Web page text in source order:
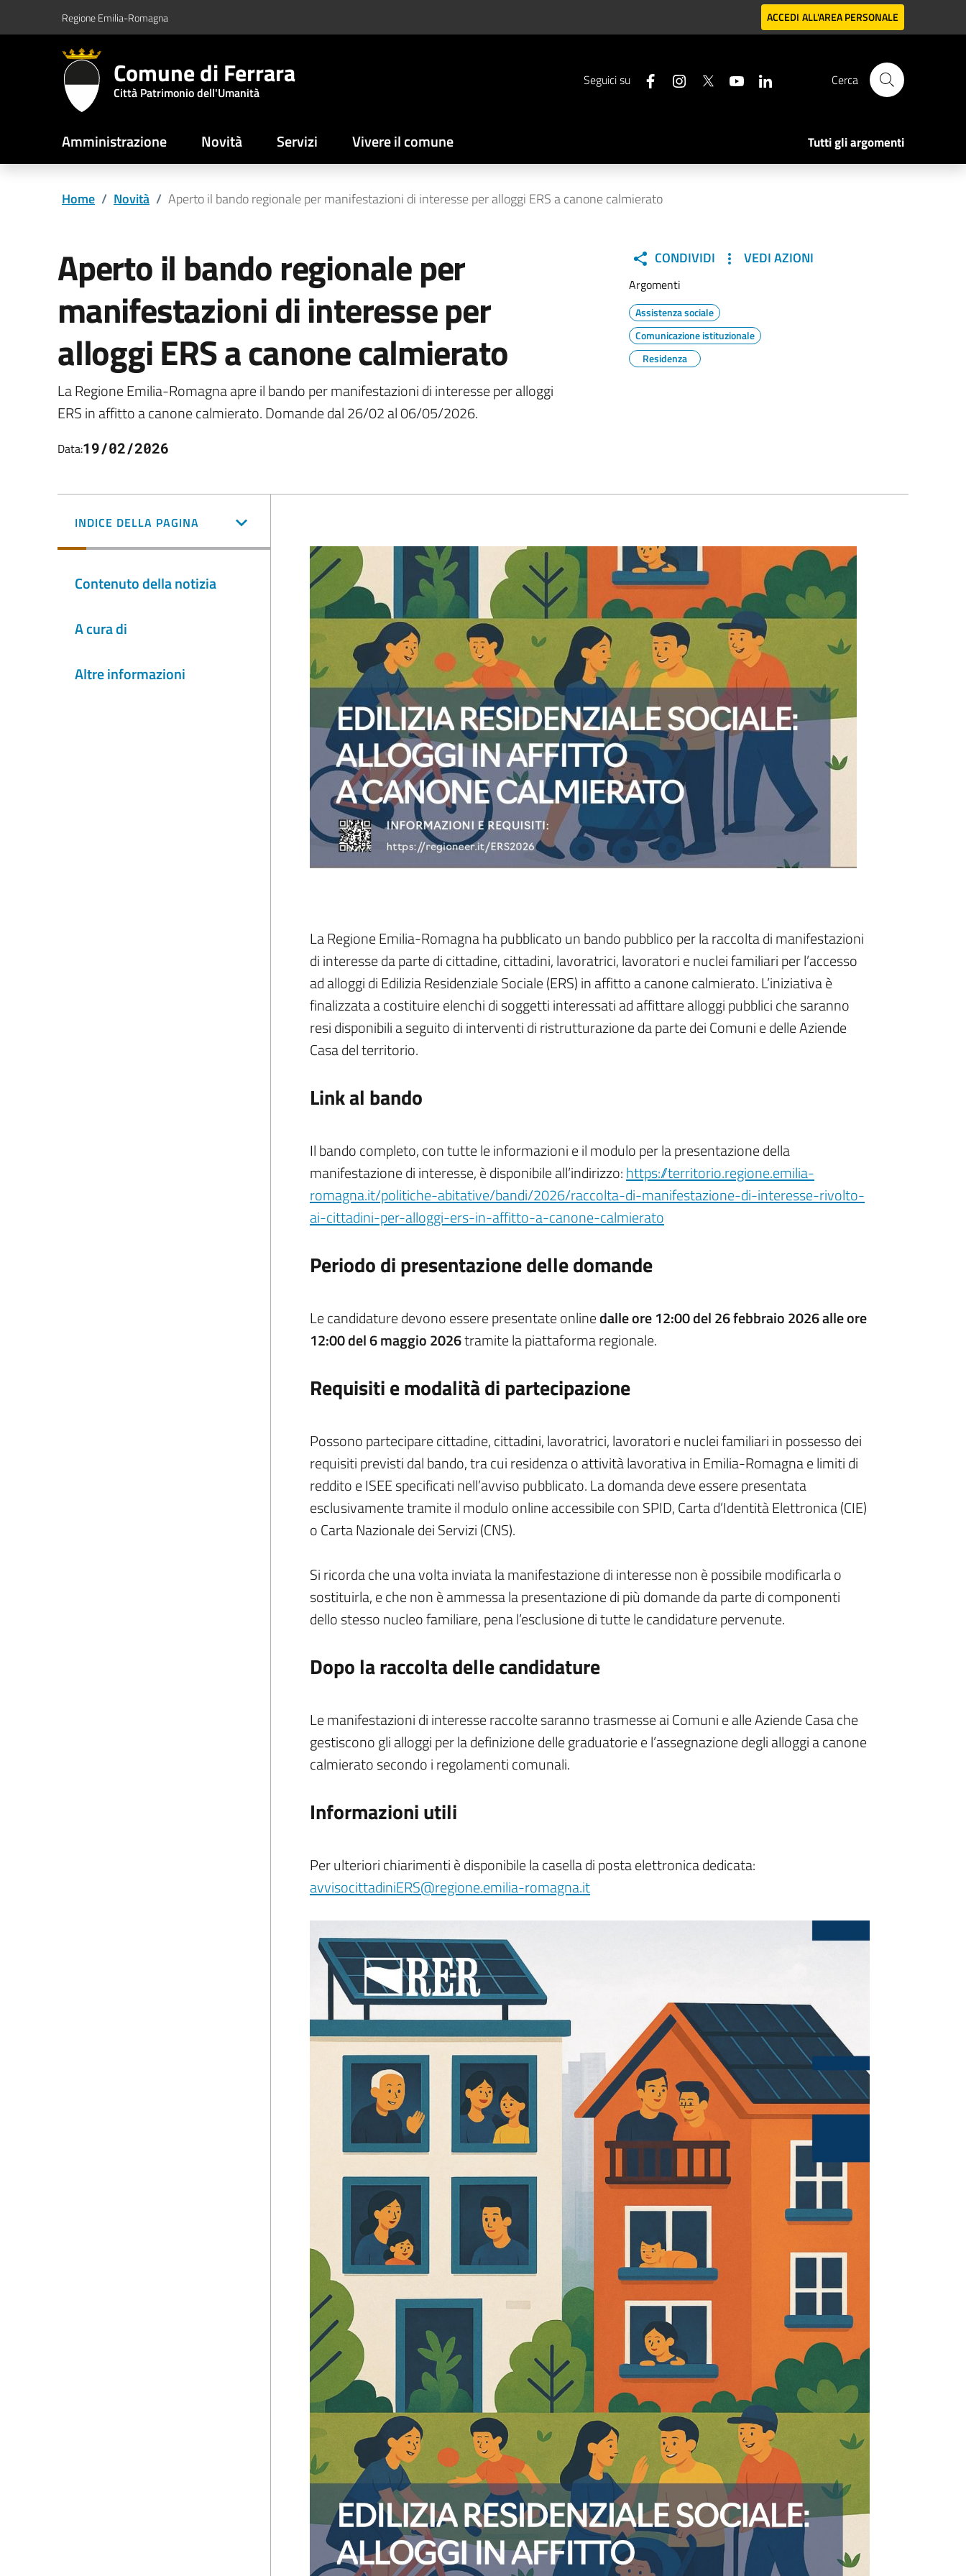
Vai al contenuto principale
Vai al footerRegione Emilia-Romagna ACCEDI ALL'AREA PERSONALE
Comune di Ferrara
Città Patrimonio dell'Umanità
Seguici su Cerca
Amministrazione Novità Servizi Vivere il comune Tutti gli argomenti
Home / Novità / Aperto il bando regionale per manifestazioni di interesse per alloggi ERS a canone calmierato
Aperto il bando regionale per
manifestazioni di interesse per
alloggi ERS a canone calmierato
La Regione Emilia-Romagna apre il bando per manifestazioni di interesse per alloggi
ERS in affitto a canone calmierato. Domande dal 26/02 al 06/05/2026.
Data:19/02/2026
CONDIVIDI VEDI AZIONI
Argomenti
Assistenza sociale
Comunicazione istituzionale
Residenza
INDICE DELLA PAGINA
Contenuto della notizia
A cura di
Altre informazioni
La Regione Emilia-Romagna ha pubblicato un bando pubblico per la raccolta di manifestazioni
di interesse da parte di cittadine, cittadini, lavoratrici, lavoratori e nuclei familiari per l’accesso
ad alloggi di Edilizia Residenziale Sociale (ERS) in affitto a canone calmierato. L’iniziativa è
finalizzata a costituire elenchi di soggetti interessati ad affittare alloggi pubblici che saranno
resi disponibili a seguito di interventi di ristrutturazione da parte dei Comuni e delle Aziende
Casa del territorio.
Link al bando
Il bando completo, con tutte le informazioni e il modulo per la presentazione della
manifestazione di interesse, è disponibile all’indirizzo:https://territorio.regione.emilia-
romagna.it/politiche-abitative/bandi/2026/raccolta-di-manifestazione-di-interesse-rivolto-
ai-cittadini-per-alloggi-ers-in-affitto-a-canone-calmierato
Periodo di presentazione delle domande
Le candidature devono essere presentate onlinedalle ore 12:00 del 26 febbraio 2026 alle ore
12:00 del 6 maggio 2026tramite la piattaforma regionale.
Requisiti e modalità di partecipazione
Possono partecipare cittadine, cittadini, lavoratrici, lavoratori e nuclei familiari in possesso dei
requisiti previsti dal bando, tra cui residenza o attività lavorativa in Emilia-Romagna e limiti di
reddito e ISEE specificati nell’avviso pubblicato. La domanda deve essere presentata
esclusivamente tramite il modulo online accessibile con SPID, Carta d’Identità Elettronica (CIE)
o Carta Nazionale dei Servizi (CNS).
Si ricorda che una volta inviata la manifestazione di interesse non è possibile modificarla o
sostituirla, e che non è ammessa la presentazione di più domande da parte di componenti
dello stesso nucleo familiare, pena l’esclusione di tutte le candidature pervenute.
Dopo la raccolta delle candidature
Le manifestazioni di interesse raccolte saranno trasmesse ai Comuni e alle Aziende Casa che
gestiscono gli alloggi per la definizione delle graduatorie e l’assegnazione degli alloggi a canone
calmierato secondo i regolamenti comunali.
Informazioni utili
Per ulteriori chiarimenti è disponibile la casella di posta elettronica dedicata:
avvisocittadiniERS@regione.emilia-romagna.it